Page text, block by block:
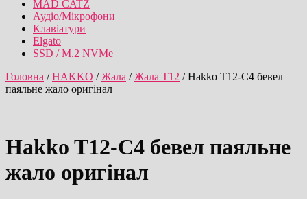
MAD CATZ
Аудіо/Мікрофони
Клавіатури
Elgato
SSD / M.2 NVMe
Головна /HAKKO /Жала /Жала T12 / Hakko T12-C4 бевел
паяльне жало оригінал
Hakko T12-C4 бевел паяльне
жало оригінал